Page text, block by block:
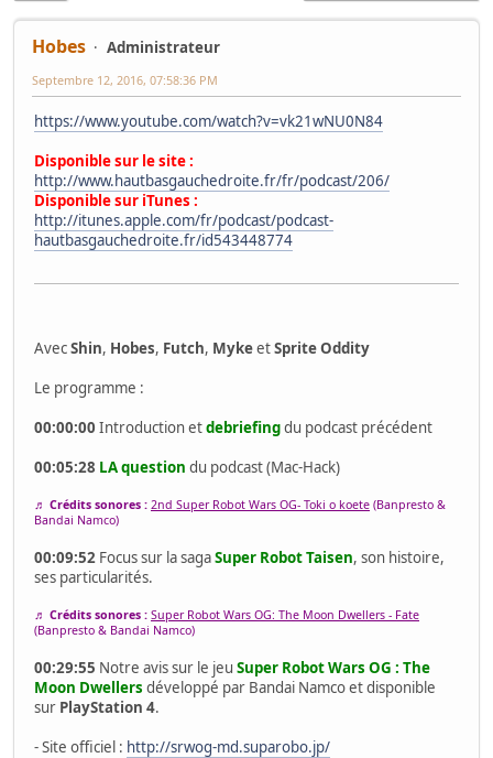
Hobes Administrateur
Septembre 12, 2016, 07:58:36 PM
https://www.youtube.com/watch?v=vk21wNU0N84
Disponible sur le site :
http://www.hautbasgauchedroite.fr/fr/podcast/206/
Disponible sur iTunes :
http://itunes.apple.com/fr/podcast/podcast-
hautbasgauchedroite.fr/id543448774
AvecShin, Hobes, Futch, MykeetSprite Oddity
Le programme :
00:00:00 Introduction etdebriefingdu podcast précédent
00:05:28 LA question du podcast (Mac-Hack)
♬ Crédits sonores : 2nd Super Robot Wars OG- Toki o koete (Banpresto &
Bandai Namco)
00:09:52 Focus sur la sagaSuper Robot Taisen, son histoire,
ses particularités.
♬ Crédits sonores : Super Robot Wars OG: The Moon Dwellers - Fate
(Banpresto & Bandai Namco)
00:29:55 Notre avis sur le jeu Super Robot Wars OG : The
Moon Dwellers développé par Bandai Namco et disponible
sur PlayStation 4.
- Site officiel : http://srwog-md.suparobo.jp/